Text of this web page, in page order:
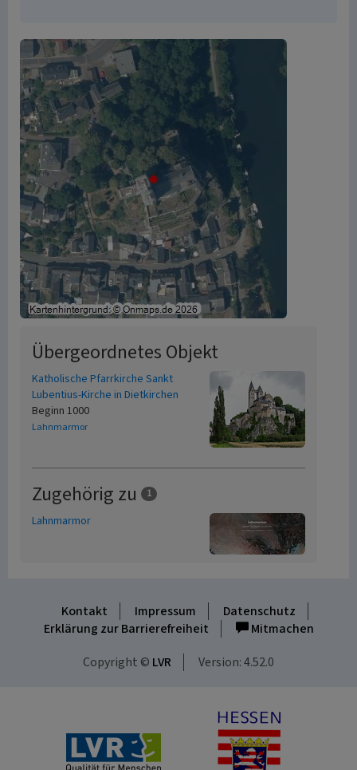
Übergeordnetes Objekt
Katholische Pfarrkirche Sankt
Lubentius-Kirche in Dietkirchen
Beginn 1000
Lahnmarmor
Zugehörig zu 1
Lahnmarmor
Kontakt Impressum
Datenschutz
Erklärung zur Barrierefreiheit
Mitmachen
Copyright © LVR Version: 4.52.0